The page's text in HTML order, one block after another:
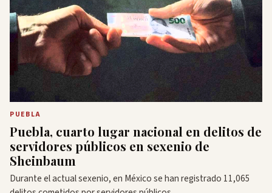
PUEBLA
Puebla, cuarto lugar nacional en delitos de
servidores públicos en sexenio de
Sheinbaum
Durante el actual sexenio, en México se han registrado 11,065